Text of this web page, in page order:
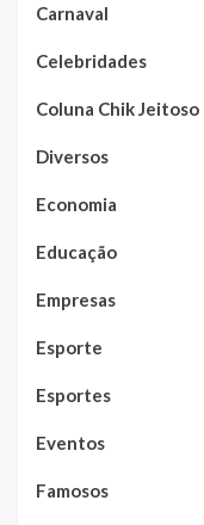
Carnaval
Celebridades
Coluna Chik Jeitoso
Diversos
Economia
Educação
Empresas
Esporte
Esportes
Eventos
Famosos